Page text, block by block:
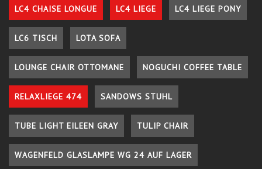
LC4 CHAISE LONGUE LC4 LIEGE LC4 LIEGE PONY
LC6 TISCH LOTA SOFA
LOUNGE CHAIR OTTOMANE NOGUCHI COFFEE TABLE
RELAXLIEGE 474 SANDOWS STUHL
TUBE LIGHT EILEEN GRAY TULIP CHAIR
WAGENFELD GLASLAMPE WG 24 AUF LAGER